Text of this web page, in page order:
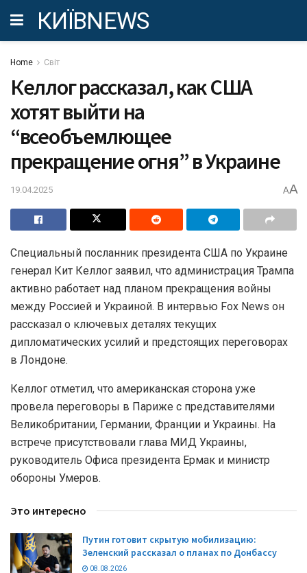
КИЇВNEWS
Home Світ
Келлог рассказал, как США
хотят выйти на
“всеобъемлющее
прекращение огня” в Украине
19.04.2025 AA
Специальный посланник президента США по Украине
генерал Кит Келлог заявил, что администрация Трампа
активно работает над планом прекращения войны
между Россией и Украиной. В интервью Fox News он
рассказал о ключевых деталях текущих
дипломатических усилий и предстоящих переговорах
в Лондоне.
Келлог отметил, что американская сторона уже
провела переговоры в Париже с представителями
Великобритании, Германии, Франции и Украины. На
встрече присутствовали глава МИД Украины,
руководитель Офиса президента Ермак и министр
обороны Умеров.
Это интересно
Путин готовит скрытую мобилизацию:
Зеленский рассказал о планах по Донбассу
08.08.2026